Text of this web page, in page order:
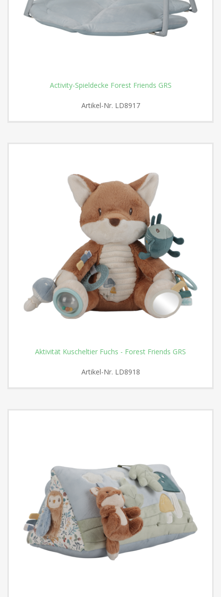
Activity-Spieldecke Forest Friends GRS
Artikel-Nr. LD8917
Aktivität Kuscheltier Fuchs - Forest Friends GRS
Artikel-Nr. LD8918